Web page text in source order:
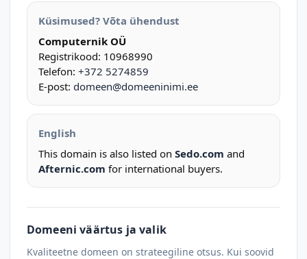
Küsimused? Võta ühendust
Computernik OÜ
Registrikood: 10968990
Telefon: +372 5274859
E-post: domeen@domeeninimi.ee
English
This domain is also listed on Sedo.com and
Afternic.com for international buyers.
Domeeni väärtus ja valik
Kvaliteetne domeen on strateegiline otsus. Kui soovid